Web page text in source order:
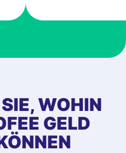
WOHIN
GELD